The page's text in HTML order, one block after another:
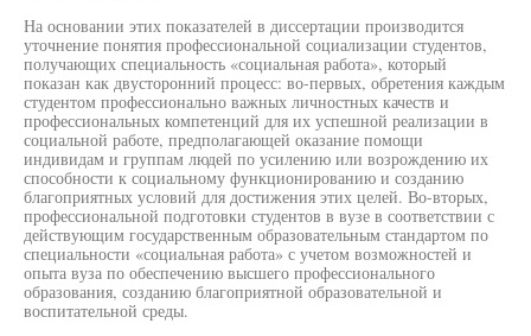
На основании этих показателей в диссертации производится
уточнение понятия профессиональной социализации студентов,
получающих специальность «социальная работа», который
показан как двусторонний процесс: во-первых, обретения каждым
студентом профессионально важных личностных качеств и
профессиональных компетенций для их успешной реализации в
социальной работе, предполагающей оказание помощи
индивидам и группам людей по усилению или возрождению их
способности к социальному функционированию и созданию
благоприятных условий для достижения этих целей. Во-вторых,
профессиональной подготовки студентов в вузе в соответствии с
действующим государственным образовательным стандартом по
специальности «социальная работа» с учетом возможностей и
опыта вуза по обеспечению высшего профессионального
образования, созданию благоприятной образовательной и
воспитательной среды.